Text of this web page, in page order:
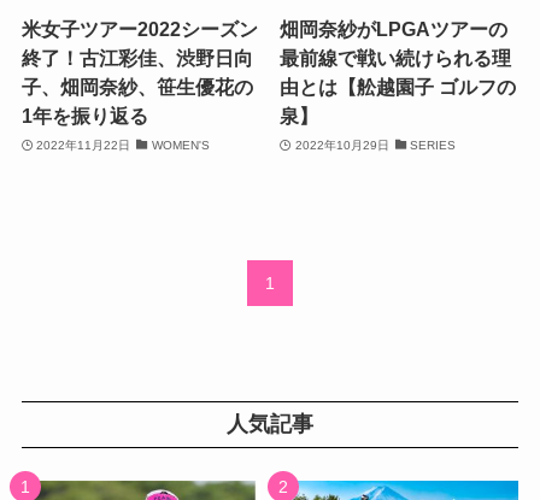
米女子ツアー2022シーズン
終了！古江彩佳、渋野日向
子、畑岡奈紗、笹生優花の
1年を振り返る
2022年11月22日 WOMEN'S
畑岡奈紗がLPGAツアーの
最前線で戦い続けられる理
由とは【舩越園子 ゴルフの
泉】
2022年10月29日 SERIES
1
人気記事